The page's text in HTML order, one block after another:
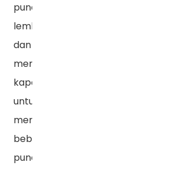
puncak-
lembah,
dan
meningkatkan
kapasitas
untuk
menahan
beban
puncak,